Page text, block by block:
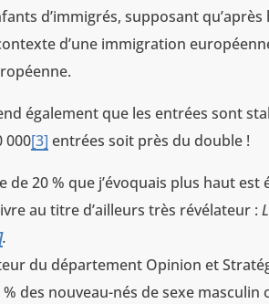
d’immigrés, supposant
d’une immigration
également que les entrées sont
000[3] entrées soit près du double !
de 20 % que j’évoquais plus haut
au titre d’ailleurs très révélateur :
.
du département Opinion et
% des nouveau-nés de sexe